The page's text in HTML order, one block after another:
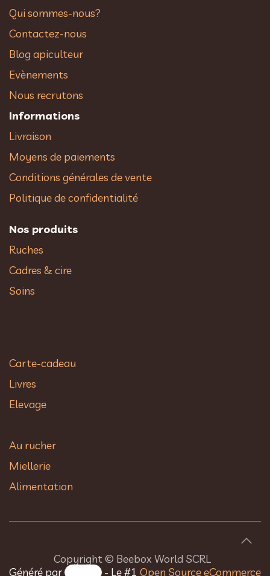
Qui sommes-nous?
Contactez-nous
Blog apiculteur
Evènements
Nous recrutons
Informations
Livraison
Moyens de paiements
Conditions générales de vente
Politique de confidentialité
Nos produits
Ruches
Cadres & cire
Soins
Carte-cadeau
Livres
Elevage
Au rucher​
Miellerie
Alimentation
Copyright © Beebox World SCRL
Généré par
- Le #1 Open Source eCommerce